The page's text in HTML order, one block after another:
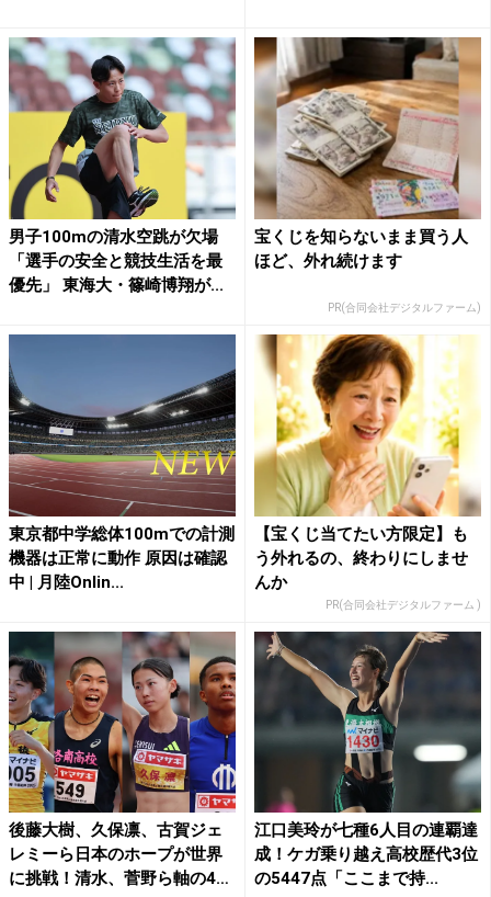
男子100mの清水空跳が欠場
「選手の安全と競技生活を最
優先」 東海大・篠崎博翔が...
宝くじを知らないまま買う人
ほど、外れ続けます
PR(合同会社デジタルファーム)
東京都中学総体100mでの計測
機器は正常に動作 原因は確認
中 | 月陸Onlin...
【宝くじ当てたい方限定】も
う外れるの、終わりにしませ
んか
PR(合同会社デジタルファーム )
後藤大樹、久保凛、古賀ジェ
レミーら日本のホープが世界
に挑戦！清水、菅野ら軸の4
江口美玲が七種6人目の連覇達
成！ケガ乗り越え高校歴代3位
の5447点「ここまで持...